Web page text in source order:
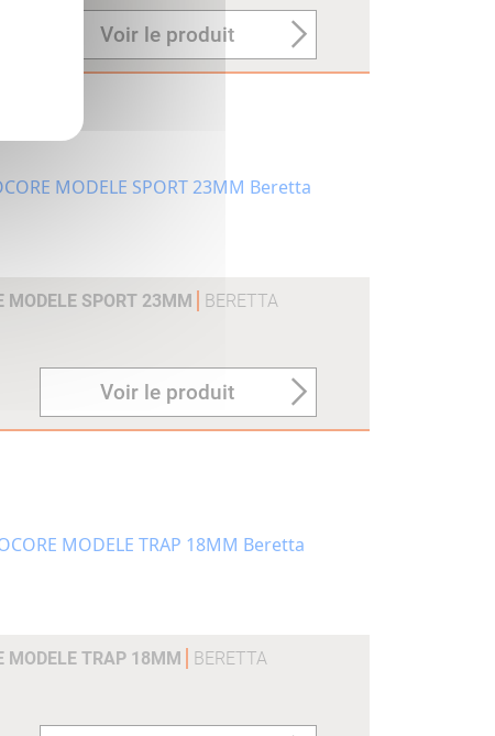
Voir le produit
MODELE SPORT 23MM BERETTA
Voir le produit
MODELE TRAP 18MM BERETTA